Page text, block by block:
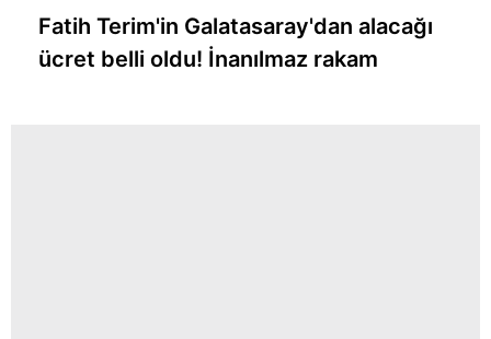
Fatih Terim'in Galatasaray'dan alacağı
ücret belli oldu! İnanılmaz rakam